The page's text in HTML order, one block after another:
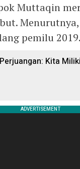
Muttaqin
pemilu 2019.
Kita